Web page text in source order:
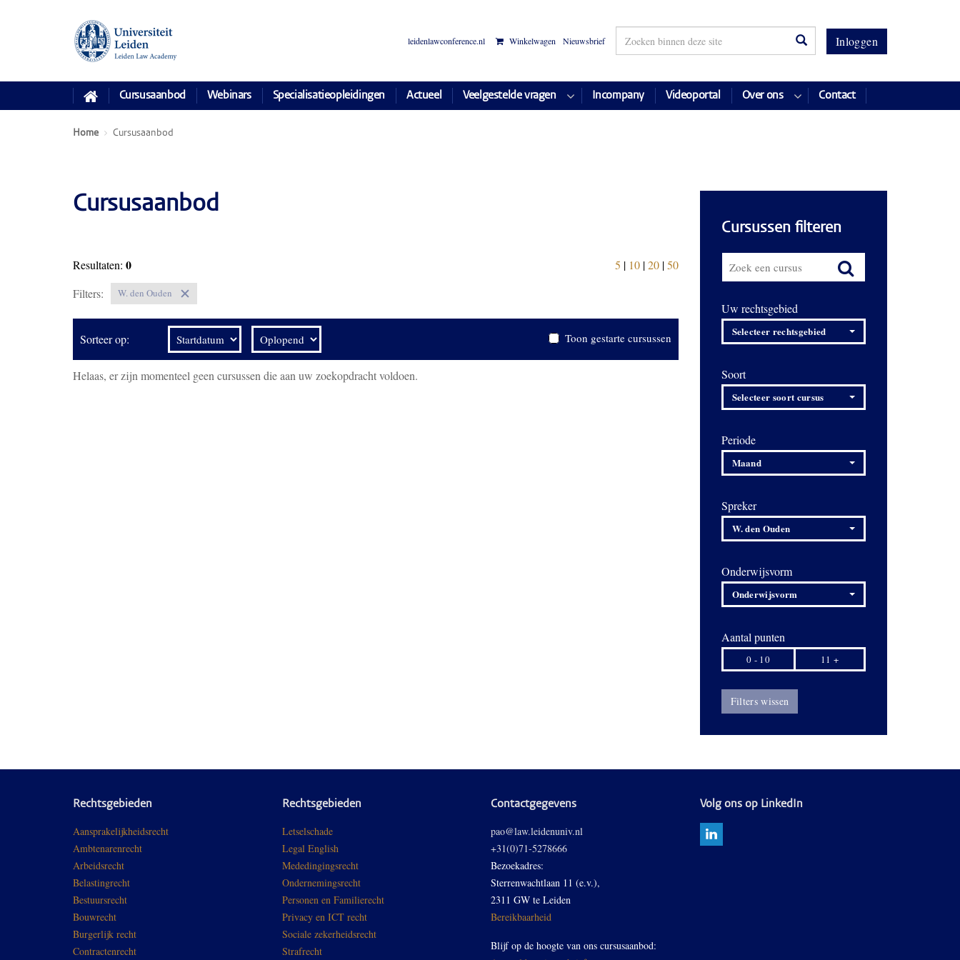
Inloggen
leidenlawconference.nl Winkelwagen Nieuwsbrief
Cursusaanbod Webinars Specialisatieopleidingen Actueel Veelgestelde vragen Incompany Videoportal Over ons Contact
Home Cursusaanbod
Cursusaanbod
Resultaten: 0 5 | 10|20|50
Filters:
W. den Ouden
Sorteer op: Toon gestarte cursussen
Helaas, er zijn momenteel geen cursussen die aan uw zoekopdracht voldoen.
Cursussen filteren
Uw rechtsgebied
Selecteer rechtsgebied
Soort
Selecteer soort cursus
Periode
Maand
Spreker
W. den Ouden
Onderwijsvorm
Onderwijsvorm
Aantal punten
0 - 10 11 +
Filters wissen
Rechtsgebieden
Aansprakelijkheidsrecht
Ambtenarenrecht
Arbeidsrecht
Belastingrecht
Bestuursrecht
Bouwrecht
Burgerlijk recht
Contractenrecht
Rechtsgebieden
Letselschade
Legal English
Mededingingsrecht
Ondernemingsrecht
Personen en Familierecht
Privacy en ICT recht
Sociale zekerheidsrecht
Strafrecht
Contactgegevens
pao@law.leidenuniv.nl
+31(0)71-5278666
Bezoekadres:
Sterrenwachtlaan 11 (e.v.),
2311 GW te Leiden
Bereikbaarheid
Blijf op de hoogte van ons cursusaanbod:
Volg ons op LinkedIn